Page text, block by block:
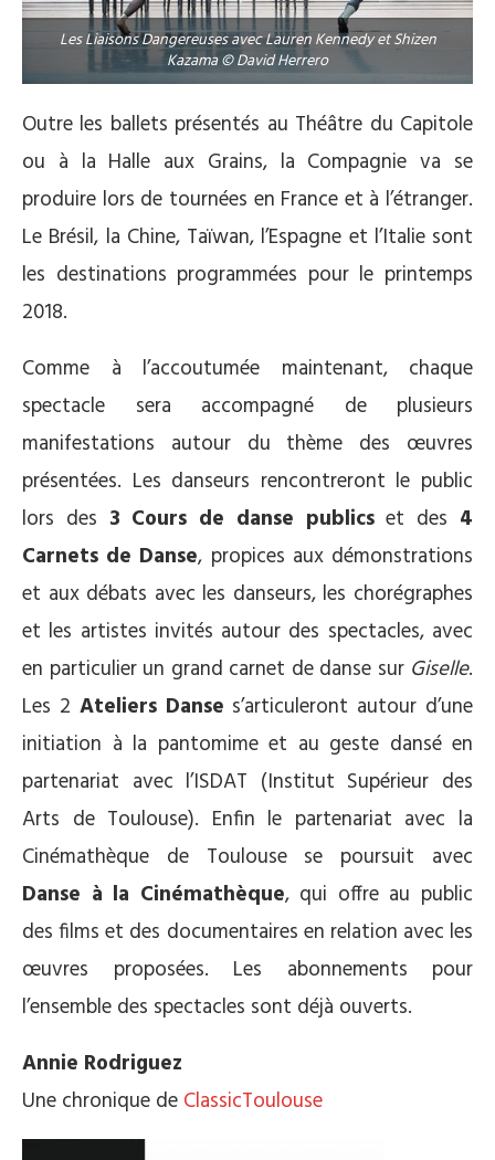
Les Liaisons Dangereuses avec Lauren Kennedy et Shizen
Kazama © David Herrero
Outre les ballets présentés au Théâtre du Capitole
ou à la Halle aux Grains, la Compagnie va se
produire lors de tournées en France et à l’étranger.
Le Brésil, la Chine, Taïwan, l’Espagne et l’Italie sont
les destinations programmées pour le printemps
2018.
Comme à l’accoutumée maintenant, chaque
spectacle sera accompagné de plusieurs
manifestations autour du thème des œuvres
présentées. Les danseurs rencontreront le public
lors des 3 Cours de danse publicset des 4
Carnets de Danse, propices aux démonstrations
et aux débats avec les danseurs, les chorégraphes
et les artistes invités autour des spectacles, avec
en particulier un grand carnet de danse sur Giselle.
Les 2 Ateliers Danse s’articuleront autour d’une
initiation à la pantomime et au geste dansé en
partenariat avec l’ISDAT (Institut Supérieur des
Arts de Toulouse). Enfin le partenariat avec la
Cinémathèque de Toulouse se poursuit avec
Danse à la Cinémathèque, qui offre au public
des films et des documentaires en relation avec les
œuvres proposées. Les abonnements pour
l’ensemble des spectacles sont déjà ouverts.
Annie Rodriguez
Une chronique de ClassicToulouse